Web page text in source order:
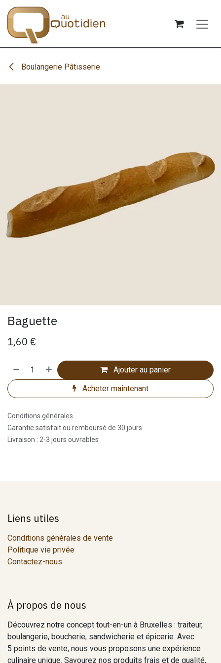
Se rendre au contenu
Boulangerie Pâtisserie
Baguette
1,60 €
Ajouter au panier
Acheter maintenant
Conditions générales
Garantie satisfait ou remboursé de 30 jours
Livraison : 2-3 jours ouvrables
Liens utiles
Conditions générales de vente
Politique vie privée
Contactez-nous
À propos de nous
Découvrez notre concept tout-en-un à Bruxelles : traiteur,
boulangerie, boucherie, sandwicherie et épicerie. Avec
5 points de vente, nous vous proposons une expérience
culinaire unique. Savourez nos produits frais et de qualité,